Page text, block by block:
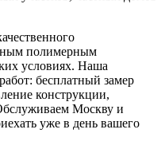
полимерным
условиях. Наша
бесплатный замер
конструкции,
Москву и
уже в день вашего